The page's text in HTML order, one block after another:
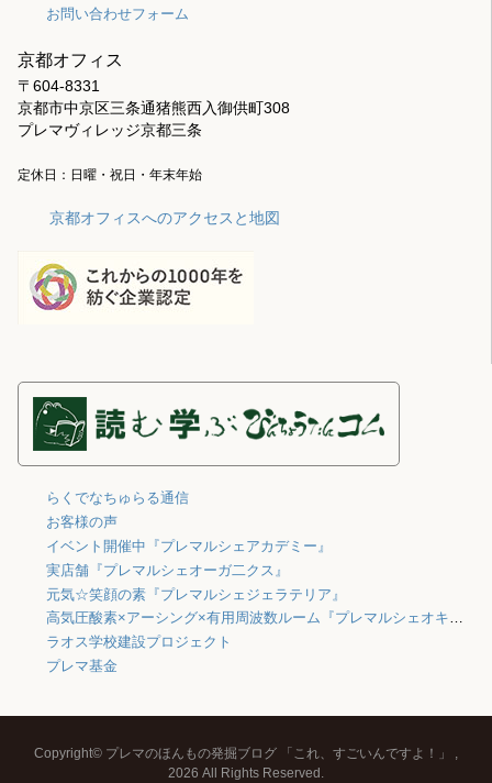
お問い合わせフォーム
京都オフィス
〒604-8331
京都市中京区三条通猪熊西入御供町308
プレマヴィレッジ京都三条
定休日：日曜・祝日・年末年始
京都オフィスへのアクセスと地図
らくでなちゅらる通信
お客様の声
イベント開催中『プレマルシェアカデミー』
実店舗『プレマルシェオーガ二クス』
元気☆笑顔の素『プレマルシェジェラテリア』
高気圧酸素×アーシング×有用周波数ルーム『プレマルシェオキシジェン』
ラオス学校建設プロジェクト
プレマ基金
Copyright© プレマのほんもの発掘ブログ 「これ、すごいんですよ！」 ,
2026 All Rights Reserved.